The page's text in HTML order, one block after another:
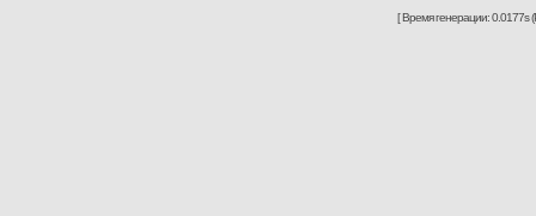
[ Время генерации: 0.0177s